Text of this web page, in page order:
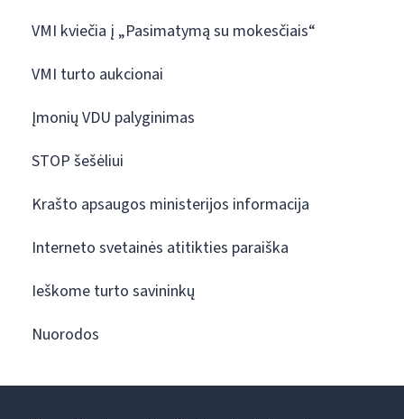
VMI kviečia į „Pasimatymą su mokesčiais“
VMI turto aukcionai
Įmonių VDU palyginimas
STOP šešėliui
Krašto apsaugos ministerijos informacija
Interneto svetainės atitikties paraiška
Ieškome turto savininkų
Nuorodos